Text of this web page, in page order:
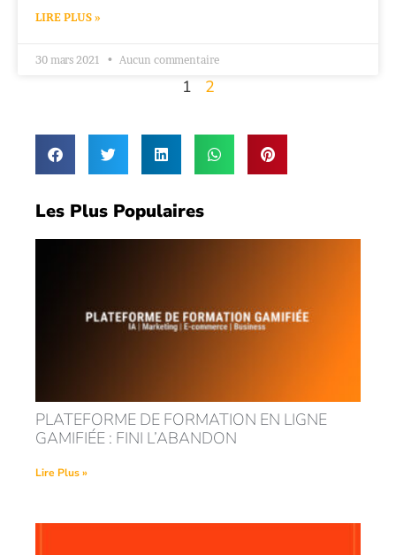
LIRE PLUS »
30 mars 2021 Aucun commentaire
1 2
Les Plus Populaires
PLATEFORME DE FORMATION EN LIGNE
GAMIFIÉE : FINI L’ABANDON
Lire Plus »